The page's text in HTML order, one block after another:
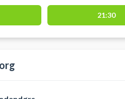
21:30